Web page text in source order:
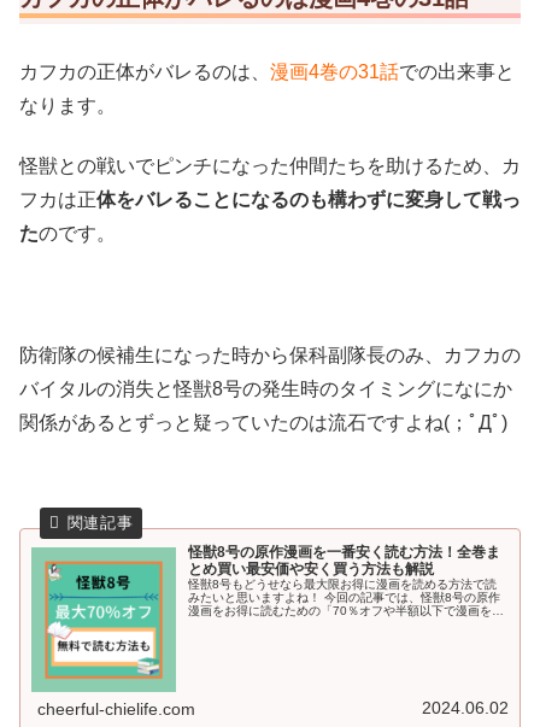
カフカの正体がバレるのは、 漫画4巻の31話での出来事と
なります。
怪獣との戦いでピンチになった仲間たちを助けるため、カ
フカは正体をバレることになるのも構わずに変身して戦っ
たのです。
防衛隊の候補生になった時から保科副隊長のみ、カフカの
バイタルの消失と怪獣8号の発生時のタイミングになにか
関係があるとずっと疑っていたのは流石ですよね(；ﾟДﾟ)
怪獣8号の原作漫画を一番安く読む方法！全巻ま
とめ買い最安価や安く買う方法も解説
怪獣8号もどうせなら最大限お得に漫画を読める方法で読
みたいと思いますよね！ 今回の記事では、怪獣8号の原作
漫画をお得に読むための「70％オフや半額以下で漫画を読
cheerful-chielife.com 2024.06.02